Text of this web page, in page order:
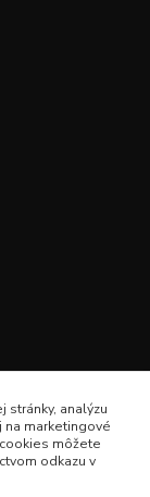
stránky, analýzu
na marketingové
môžete
odkazu v